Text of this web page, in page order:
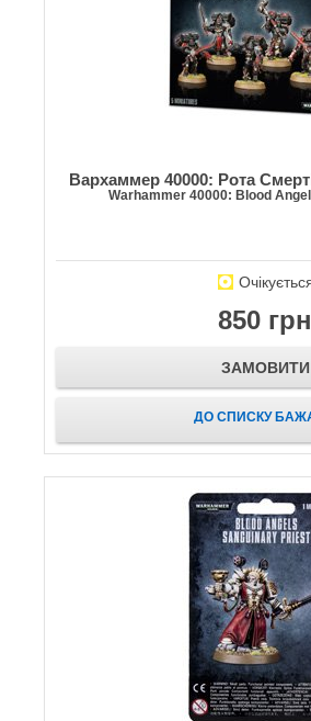
Вархаммер 40000: Рота
Warhammer 40000: Blood
850 грн
ЗАМОВИТИ
ДО СПИСКУ